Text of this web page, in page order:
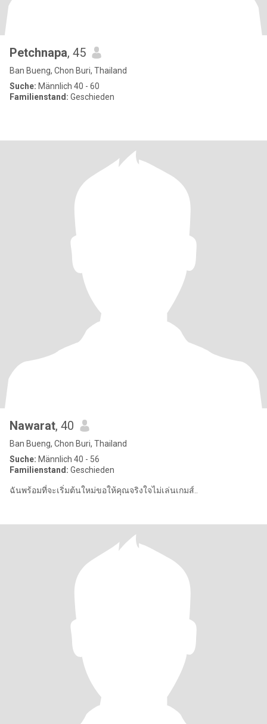
Petchnapa, 45
Ban Bueng, Chon Buri, Thailand
Suche: Männlich 40 - 60
Familienstand: Geschieden
Nawarat, 40
Ban Bueng, Chon Buri, Thailand
Suche: Männlich 40 - 56
Familienstand: Geschieden
ฉันพร้อมที่จะเริ่มต้นใหม่ขอให้คุณจริงใจไม่เล่นเกมส์..